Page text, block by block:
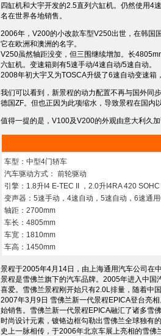
四缸机和大宇开发的2.5直列六缸机。仍然使用
名在世界各地销售。
2006年，V200的小改款车型V250出世，在韩国
它在欧洲和澳洲的名字。
V250虽然轴距没变，但三围继续增加。长
六缸机。变速箱则有5速手动/4速自动/5速自动。
2008年初大宇又为TOSCA升级了6速自动变速箱
我们可以看到，新景程的动力配置不再与国外同
德国ZF。但也正因为此项缩水，导致景程在国内
值得一提的是，V100及V200的外观由意大利久
车型：中型4门轿车
汽车驱动方式： 前轮驱动
引擎：1.8升I4 E-TEC II ，2.0升I4RA 420
变声器：5速手动，4速自动，5速自动，6速通
轴距：2700mm
车长：4805mm
车宽：1810mm
车高：1450mm
景程于2005年4月14日，由上海通用汽车公司
景程是雪佛兰旗下的汽车品牌。2005年进入中
喜爱。雪佛兰景程刚开始只有2.0L排量，随着
2007年3月9日 雪佛兰新一代景程EPICA登台亮
始销售。雪佛兰新一代景程EPICA融汇了诸多雪
时尚设计元素，镀铬边框勾勒出雪佛兰全球独有
史上一脉相传，于2006年北京车展上亮相的雪